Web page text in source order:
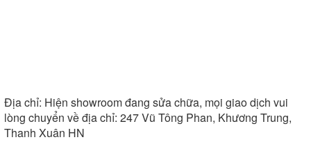
Địa chỉ: Hiện showroom đang sửa chữa, mọi giao dịch vui
lòng chuyển về địa chỉ: 247 Vũ Tông Phan, Khương Trung,
Thanh Xuân HN